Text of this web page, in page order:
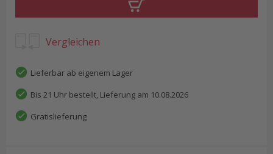
Vergleichen
Lieferbar ab eigenem Lager
Bis 21 Uhr bestellt, Lieferung am 10.08.2026
Gratislieferung